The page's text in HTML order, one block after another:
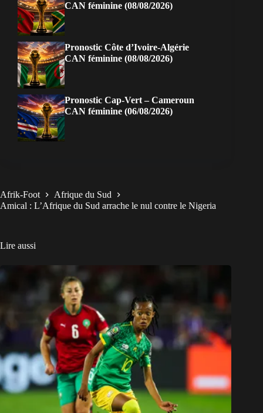
CAN féminine (08/08/2026)
Pronostic Côte d’Ivoire-Algérie
CAN féminine (08/08/2026)
Pronostic Cap-Vert – Cameroun
CAN féminine (06/08/2026)
Afrik-Foot
Afrique du Sud
Amical : L’Afrique du Sud arrache le nul contre le Nigeria
Lire aussi